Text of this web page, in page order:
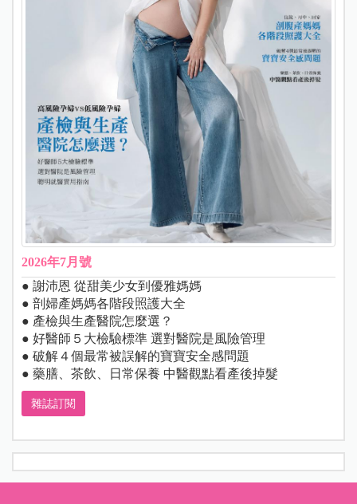
2026年7月號
● 謝沛恩 從甜美少女到優雅媽媽
● 剖婦產媽媽各階段照護大全
● 產檢與生產醫院怎麼選？
● 好醫師５大檢驗標準 選對醫院是風險管理
● 破解４個最常被誤解的寶寶安全感問題
● 藥膳、茶飲、日常保養 中醫觀點看產後掉髮
雜誌訂閱